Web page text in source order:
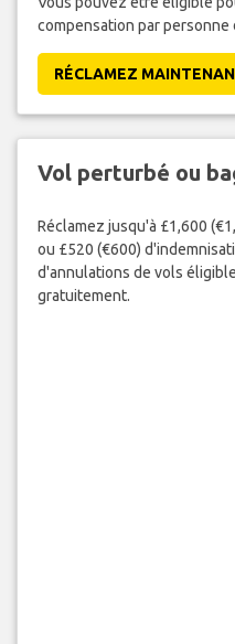
compensation par personne
RÉCLAMEZ
Vol perturbé ou
Réclamez jusqu'à £1,600
ou £520 (€600)
d'annulations de vols
gratuitement.